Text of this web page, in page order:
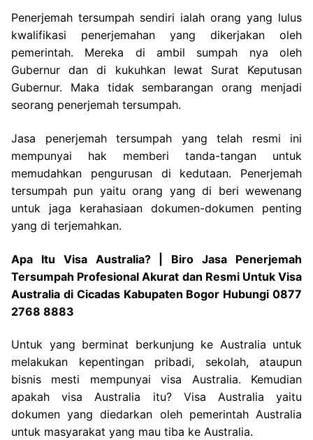
Penerjemah tersumpah sendiri ialah orang yang lulus
kwalifikasi penerjemahan yang dikerjakan oleh
pemerintah. Mereka di ambil sumpah nya oleh
Gubernur dan di kukuhkan lewat Surat Keputusan
Gubernur. Maka tidak sembarangan orang menjadi
seorang penerjemah tersumpah.
Jasa penerjemah tersumpah yang telah resmi ini
mempunyai hak memberi tanda-tangan untuk
memudahkan pengurusan di kedutaan. Penerjemah
tersumpah pun yaitu orang yang di beri wewenang
untuk jaga kerahasiaan dokumen-dokumen penting
yang di terjemahkan.
Apa Itu Visa Australia? | Biro Jasa Penerjemah
Tersumpah Profesional Akurat dan Resmi Untuk Visa
Australia di Cicadas Kabupaten Bogor Hubungi 0877
2768 8883
Untuk yang berminat berkunjung ke Australia untuk
melakukan kepentingan pribadi, sekolah, ataupun
bisnis mesti mempunyai visa Australia. Kemudian
apakah visa Australia itu? Visa Australia yaitu
dokumen yang diedarkan oleh pemerintah Australia
untuk masyarakat yang mau tiba ke Australia.